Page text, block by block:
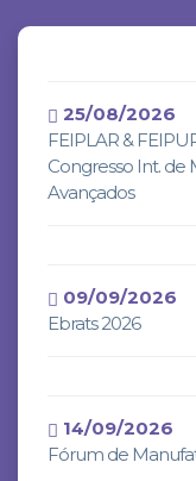
25/08/2026
FEIPLAR &
Congresso Int. de
Avançados
09/09/2026
Ebrats 2026
14/09/2026
Fórum de